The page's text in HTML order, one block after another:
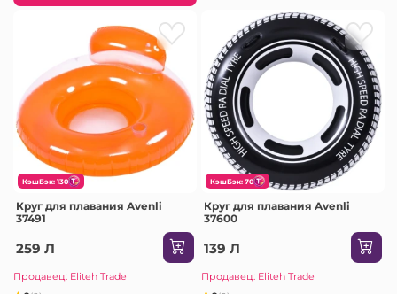
КэшБэк: 130
Круг для плавания Avenli
37491
259 Л
Продавец: Eliteh Trade
КэшБэк: 70
Круг для плавания Avenli
37600
139 Л
Продавец: Eliteh Trade